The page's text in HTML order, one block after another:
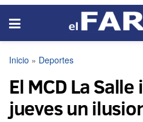
Inicio » Deportes
El MCD La
jueves un